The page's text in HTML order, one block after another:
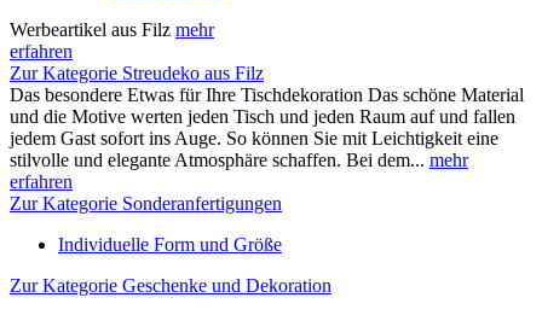
Werbeartikel aus Filz mehr
erfahren
Zur Kategorie Streudeko aus Filz
Das besondere Etwas für Ihre Tischdekoration Das schöne Material
und die Motive werten jeden Tisch und jeden Raum auf und fallen
jedem Gast sofort ins Auge. So können Sie mit Leichtigkeit eine
stilvolle und elegante Atmosphäre schaffen. Bei dem... mehr
erfahren
Zur Kategorie Sonderanfertigungen
Individuelle Form und Größe
Zur Kategorie Geschenke und Dekoration